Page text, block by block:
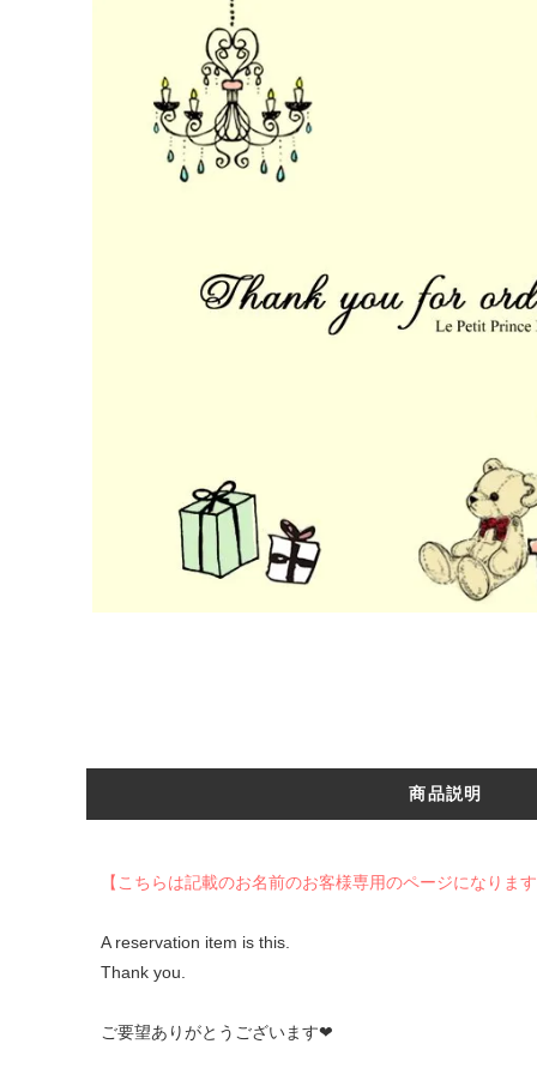
商品説明
【こちらは記載のお名前のお客様専用のページになりま
A reservation item is this.
Thank you.
ご要望ありがとうございます❤